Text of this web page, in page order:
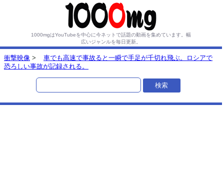
1000mgはYouTubeを中心に今ネットで話題の動画を集めています。 幅
広いジャンルを毎日更新。
衝撃映像 >
車でも高速で事故ると一瞬で手足が千切れ飛ぶ。ロシアで
恐ろしい事故が記録される。